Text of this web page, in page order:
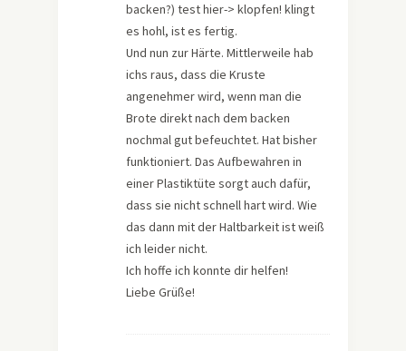
backen?) test hier-> klopfen! klingt
es hohl, ist es fertig.
Und nun zur Härte. Mittlerweile hab
ichs raus, dass die Kruste
angenehmer wird, wenn man die
Brote direkt nach dem backen
nochmal gut befeuchtet. Hat bisher
funktioniert. Das Aufbewahren in
einer Plastiktüte sorgt auch dafür,
dass sie nicht schnell hart wird. Wie
das dann mit der Haltbarkeit ist weiß
ich leider nicht.
Ich hoffe ich konnte dir helfen!
Liebe Grüße!